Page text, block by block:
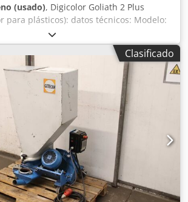
(usado), Digicolor Goliath 2 Plus
para plásticos): datos técnicos: Modelo:
de la cámara de trituración: 228 ×
de trituración: molino triturador con
de baja velocidad Velocidad de rotación:
25 rpm Potencia del motor: 0,75 kW
termoplásticos, piezas de fundición y
Características especiales: motor
espacio), trituración con poca
peines reversibles, fácil cambio de
2: 228 × 265 mm ¡El molino está en
En el depósito de material triturado
nivel que evita que el molino funcione
Credpfozrnfpex Ahajf
Clasificado